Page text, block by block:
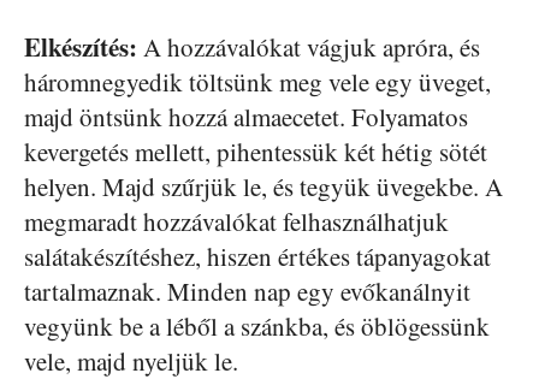
Elkészítés: A hozzávalókat vágjuk apróra, és
háromnegyedik töltsünk meg vele egy üveget,
majd öntsünk hozzá almaecetet. Folyamatos
kevergetés mellett, pihentessük két hétig sötét
helyen. Majd szűrjük le, és tegyük üvegekbe. A
megmaradt hozzávalókat felhasználhatjuk
salátakészítéshez, hiszen értékes tápanyagokat
tartalmaznak. Minden nap egy evőkanálnyit
vegyünk be a léből a szánkba, és öblögessünk
vele, majd nyeljük le.